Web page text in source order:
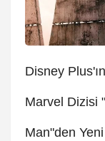
Disney
Marvel Dizisi
Man"den Yeni